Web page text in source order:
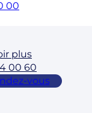
plus
00 60
vous
00